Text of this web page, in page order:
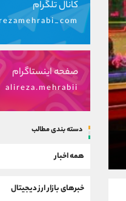
کانال تلگرام
صفحه اینستاگرام
alireza.mehrabii
دسته بندی مطالب
همه اخبار
خبرهای بازار ارز دیجیتال